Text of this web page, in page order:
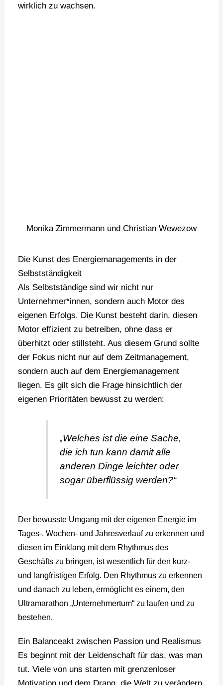
wirklich zu wachsen.
Monika Zimmermann und Christian Wewezow
Die Kunst des Energiemanagements in der
Selbstständigkeit
Als Selbstständige sind wir nicht nur
Unternehmer*innen, sondern auch Motor des
eigenen Erfolgs. Die Kunst besteht darin, diesen
Motor effizient zu betreiben, ohne dass er
überhitzt oder stillsteht. Aus diesem Grund sollte
der Fokus nicht nur auf dem Zeitmanagement,
sondern auch auf dem Energiemanagement
liegen. Es gilt sich die Frage hinsichtlich der
eigenen Prioritäten bewusst zu werden:
„Welches ist die eine Sache,
die ich tun kann damit alle
anderen Dinge leichter oder
sogar überflüssig werden?“
Der bewusste Umgang mit der eigenen Energie im
Tages-, Wochen- und Jahresverlauf zu erkennen und
diesen im Einklang mit dem Rhythmus des
Geschäfts zu bringen, ist wesentlich für den kurz-
und langfristigen Erfolg. Den Rhythmus zu erkennen
und danach zu leben, ermöglicht es einem, den
Ultramarathon „Unternehmertum“ zu laufen und zu
bestehen.
Ein Balanceakt zwischen Passion und Realismus
Es beginnt mit der Leidenschaft für das, was man
tut. Viele von uns starten mit grenzenloser